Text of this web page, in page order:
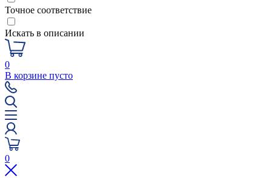
Точное соответствие
Искать в описании
0
В корзине пусто
0